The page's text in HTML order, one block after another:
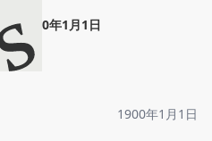
" 1900年1月1日
1900年1月1日